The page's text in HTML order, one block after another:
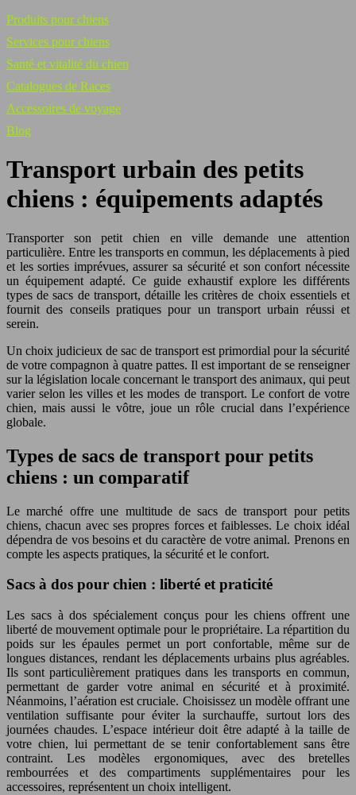
Produits pour chiens
Services pour chiens
Santé et vitalité du chien
Catalogues de Races
Accessoires de voyage
Blog
Transport urbain des petits
chiens : équipements adaptés
Transporter son petit chien en ville demande une attention
particulière. Entre les transports en commun, les déplacements à pied
et les sorties imprévues, assurer sa sécurité et son confort nécessite
un équipement adapté. Ce guide exhaustif explore les différents
types de sacs de transport, détaille les critères de choix essentiels et
fournit des conseils pratiques pour un transport urbain réussi et
serein.
Un choix judicieux de sac de transport est primordial pour la sécurité
de votre compagnon à quatre pattes. Il est important de se renseigner
sur la législation locale concernant le transport des animaux, qui peut
varier selon les villes et les modes de transport. Le confort de votre
chien, mais aussi le vôtre, joue un rôle crucial dans l’expérience
globale.
Types de sacs de transport pour petits
chiens : un comparatif
Le marché offre une multitude de sacs de transport pour petits
chiens, chacun avec ses propres forces et faiblesses. Le choix idéal
dépendra de vos besoins et du caractère de votre animal. Prenons en
compte les aspects pratiques, la sécurité et le confort.
Sacs à dos pour chien : liberté et praticité
Les sacs à dos spécialement conçus pour les chiens offrent une
liberté de mouvement optimale pour le propriétaire. La répartition du
poids sur les épaules permet un port confortable, même sur de
longues distances, rendant les déplacements urbains plus agréables.
Ils sont particulièrement pratiques dans les transports en commun,
permettant de garder votre animal en sécurité et à proximité.
Néanmoins, l’aération est cruciale. Choisissez un modèle offrant une
ventilation suffisante pour éviter la surchauffe, surtout lors des
journées chaudes. L’espace intérieur doit être adapté à la taille de
votre chien, lui permettant de se tenir confortablement sans être
contraint. Les modèles ergonomiques, avec des bretelles
rembourrées et des compartiments supplémentaires pour les
accessoires, représentent un choix intelligent.